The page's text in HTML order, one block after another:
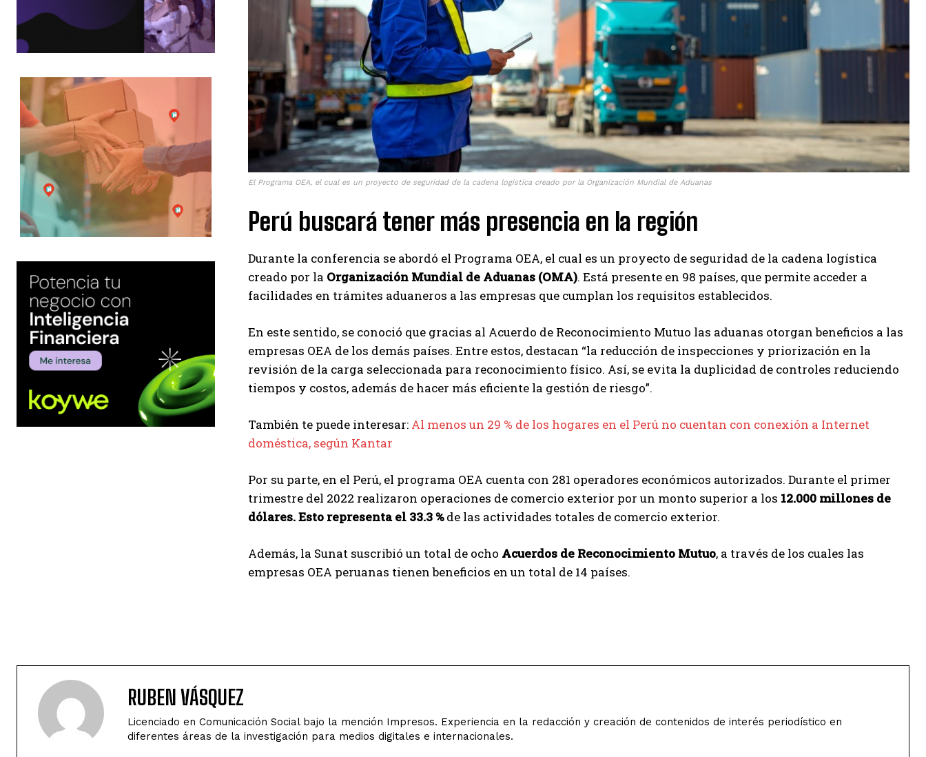
El Programa OEA, el cual es un proyecto de seguridad de la cadena logística creado por la Organización Mundial de Aduanas
Perú buscará tener más presencia en la región
Durante la conferencia se abordó el Programa OEA, el cual es un proyecto de seguridad de la cadena logística
creado por la Organización Mundial de Aduanas (OMA). Está presente en 98 países, que permite acceder a
facilidades en trámites aduaneros a las empresas que cumplan los requisitos establecidos.
En este sentido, se conoció que gracias al Acuerdo de Reconocimiento Mutuo las aduanas otorgan beneficios a las
empresas OEA de los demás países. Entre estos, destacan “la reducción de inspecciones y priorización en la
revisión de la carga seleccionada para reconocimiento físico. Así, se evita la duplicidad de controles reduciendo
tiempos y costos, además de hacer más eficiente la gestión de riesgo”.
También te puede interesar: Al menos un 29 % de los hogares en el Perú no cuentan con conexión a Internet
doméstica, según Kantar
Por su parte, en el Perú, el programa OEA cuenta con 281 operadores económicos autorizados. Durante el primer
trimestre del 2022 realizaron operaciones de comercio exterior por un monto superior a los 12.000 millones de
dólares. Esto representa el 33.3 %de las actividades totales de comercio exterior.
Además, la Sunat suscribió un total de ocho Acuerdos de Reconocimiento Mutuo, a través de los cuales las
empresas OEA peruanas tienen beneficios en un total de 14 países.
RUBEN VÁSQUEZ
Licenciado en Comunicación Social bajo la mención Impresos. Experiencia en la redacción y creación de contenidos de interés periodístico en
diferentes áreas de la investigación para medios digitales e internacionales.